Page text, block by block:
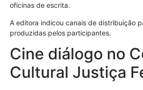
oficinas de escrita.
A editora indicou canais de distribuição
produzidas pelos participantes.
Cine diálogo no
Cultural Justiça